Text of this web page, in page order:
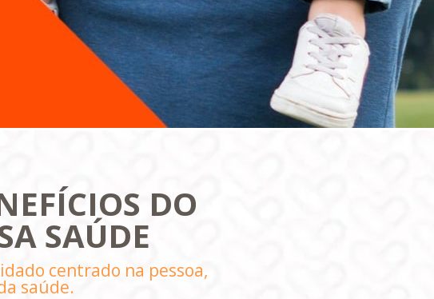
DO
SAÚDE
centrado na pessoa,
saúde.